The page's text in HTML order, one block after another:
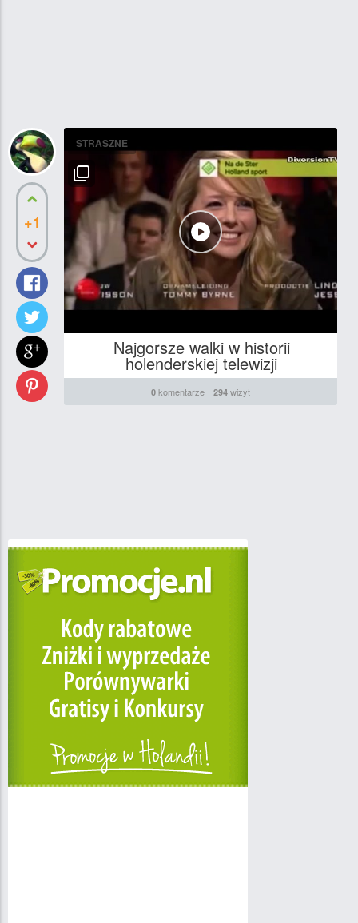
+1
STRASZNE
Najgorsze walki w historii
holenderskiej telewizji
0 komentarze 294 wizyt